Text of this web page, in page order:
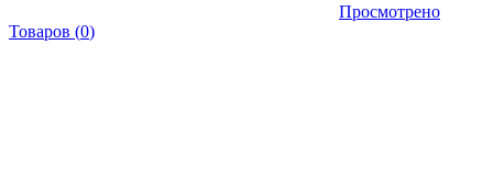
Просмотрено
Товаров (0)